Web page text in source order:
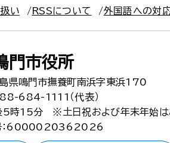
い RSSについて 外国語への対
門市役所
県鳴門市撫養町南浜字東浜170
684-1111（代表）
5時15分
※土日祝および年末年始は
：6000020362026